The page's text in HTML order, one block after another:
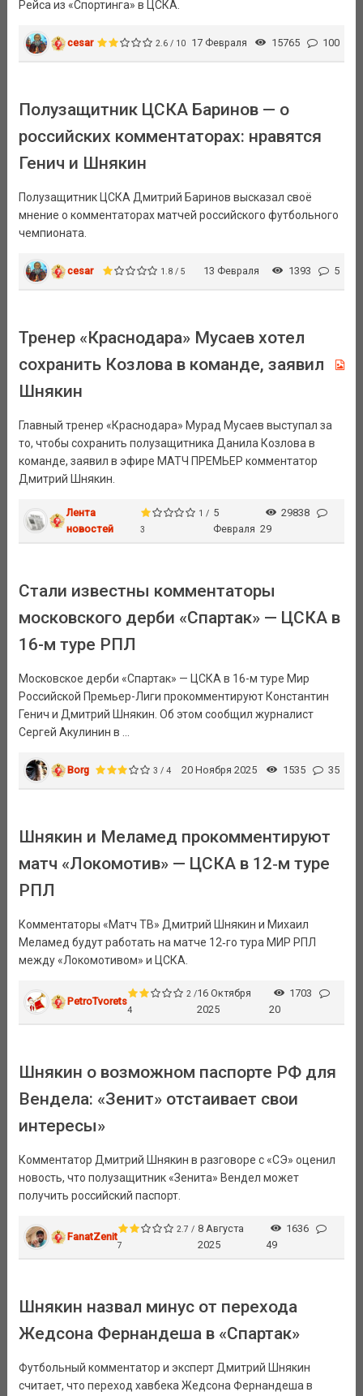
Рейса из «Спортинга» в ЦСКА.
cesar 2.6 / 10 17 Февраля 15765 100
Полузащитник ЦСКА Баринов — о
российских комментаторах: нравятся
Генич и Шнякин
Полузащитник ЦСКА Дмитрий Баринов высказал своё
мнение о комментаторах матчей российского футбольного
чемпионата.
cesar 1.8 / 5 13 Февраля 1393 5
Тренер «Краснодара» Мусаев хотел
сохранить Козлова в команде, заявил
Шнякин
Главный тренер «Краснодара» Мурад Мусаев выступал за
то, чтобы сохранить полузащитника Данила Козлова в
команде, заявил в эфире МАТЧ ПРЕМЬЕР комментатор
Дмитрий Шнякин.
Лента
новостей
1 /
3
5
Февраля
29838
29
Стали известны комментаторы
московского дерби «Спартак» — ЦСКА в
16-м туре РПЛ
Московское дерби «Спартак» — ЦСКА в 16-м туре Мир
Российской Премьер-Лиги прокомментируют Константин
Генич и Дмитрий Шнякин. Об этом сообщил журналист
Сергей Акулинин в ...
Borg 3 / 4 20 Ноября 2025 1535 35
Шнякин и Меламед прокомментируют
матч «Локомотив» — ЦСКА в 12‑м туре
РПЛ
Комментаторы «Матч ТВ» Дмитрий Шнякин и Михаил
Меламед будут работать на матче 12‑го тура МИР РПЛ
между «Локомотивом» и ЦСКА.
PetroTvorets
2 /
4
16 Октября
2025
1703
20
Шнякин о возможном паспорте РФ для
Вендела: «Зенит» отстаивает свои
интересы»
Комментатор Дмитрий Шнякин в разговоре с «СЭ» оценил
новость, что полузащитник «Зенита» Вендел может
получить российский паспорт.
FanatZenit
2.7 /
7
8 Августа
2025
1636
49
Шнякин назвал минус от перехода
Жедсона Фернандеша в «Спартак»
Футбольный комментатор и эксперт Дмитрий Шнякин
считает, что переход хавбека Жедсона Фернандеша в